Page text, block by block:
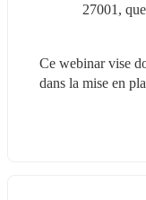
27001,
Ce webinar vise
dans la mise en